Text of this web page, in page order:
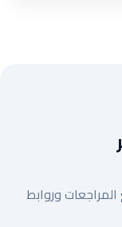
وروابط